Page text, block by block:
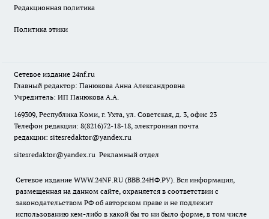
Редакционная политика
Политика этики
Сетевое издание 24nf.ru
Главный редактор: Панюкова Анна Александровна
Учредитель: ИП Панюкова А.А.
169309, Республика Коми, г. Ухта, ул. Советская, д. 3, офис 23
Телефон редакции: 8(8216)72-18-18, электронная почта
редакции: sitesredaktor@yandex.ru
sitesredaktor@yandex.ru Рекламный отдел
Сетевое издание WWW.24NF.RU (ВВВ.24НФ.РУ). Вся информация,
размещенная на данном сайте, охраняется в соответствии с
законодательством РФ об авторском праве и не подлежит
использованию кем-либо в какой бы то ни было форме, в том числе